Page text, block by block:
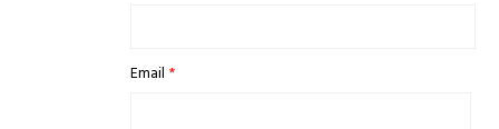
Email *